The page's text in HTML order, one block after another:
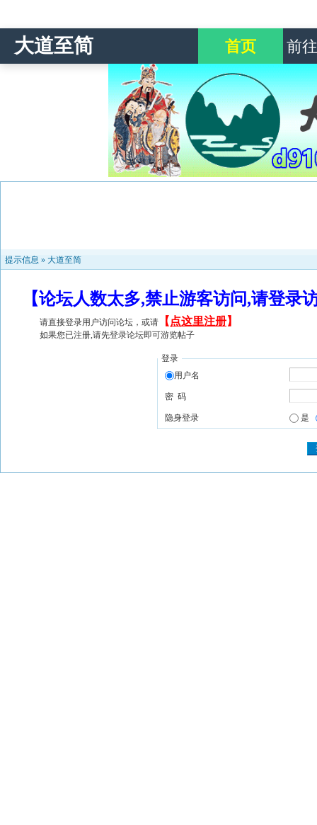
大道至简 首页 前
提示信息 » 大道至简
【论坛人数太多,禁止游客访问,请登
请直接登录用户访问论坛，或请 【 点这里注册】
如果您已注册,请先登录论坛即可游览帖子
登录
用户名
密 码
隐身登录 是